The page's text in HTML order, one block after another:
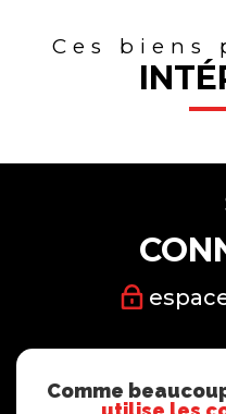
Ces biens
Comme